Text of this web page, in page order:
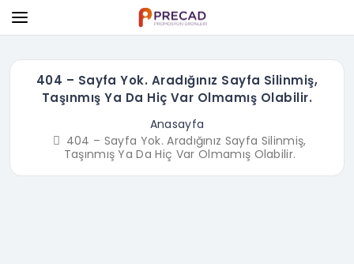
404 – Sayfa Yok. Aradığınız Sayfa Silinmiş,
Taşınmış Ya Da Hiç Var Olmamış Olabilir.
Anasayfa
404 – Sayfa Yok. Aradığınız Sayfa Silinmiş,
Taşınmış Ya Da Hiç Var Olmamış Olabilir.